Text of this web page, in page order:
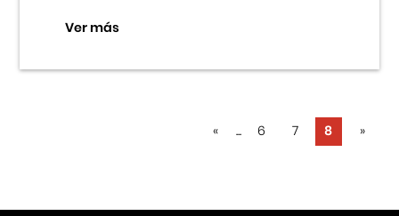
Ver más
« ... 6 7 8 »